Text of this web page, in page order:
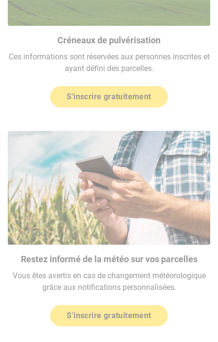
Créneaux de pulvérisation
Ces informations sont réservées aux personnes inscrites et
ayant défini des parcelles.
S'inscrire gratuitement
Restez informé de la météo sur vos parcelles
Vous êtes avertis en cas de changement météorologique
grâce aux notifications personnalisées.
S'inscrire gratuitement